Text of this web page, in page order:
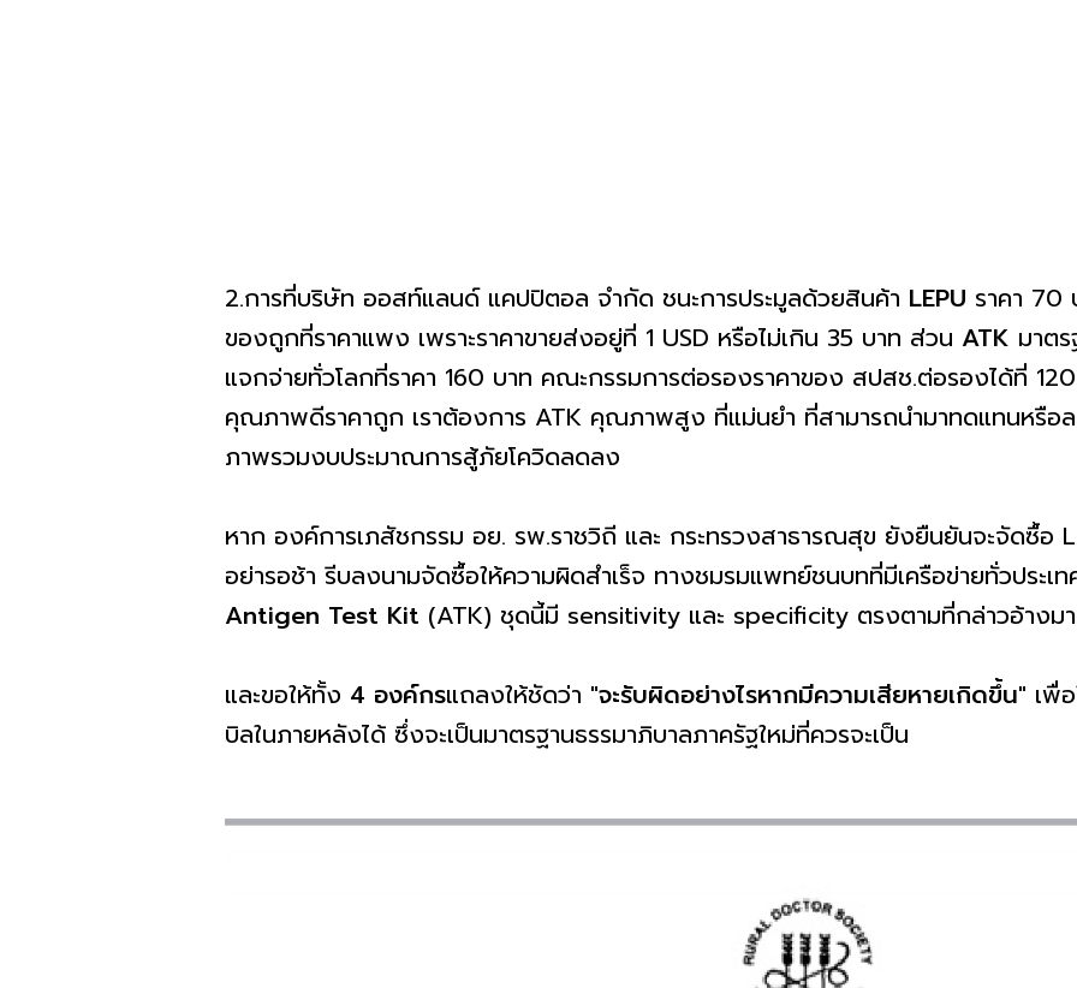
2.การที่บริษัท ออสท์แลนด์ แคปปิตอล จำกัด ชนะการประมูลด้วยสินค้า LEPU ราคา 70
ของถูกที่ราคาแพง เพราะราคาขายส่งอยู่ที่ 1 USD หรือไม่เกิน 35 บาท ส่วน ATK มาต
แจกจ่ายทั่วโลกที่ราคา 160 บาท คณะกรรมการต่อรองราคาของ สปสช.ต่อรองได้ที่
คุณภาพดีราคาถูก เราต้องการ ATK คุณภาพสูง ที่แม่นยำ ที่สามารถนำมาทดแทนหรือล
ภาพรวมงบประมาณการสู้ภัยโควิดลดลง
หาก องค์การเภสัชกรรม อย. รพ.ราชวิถี และ กระทรวงสาธารณสุข ยังยืนยันจะจัดซื้อ
อย่ารอช้า รีบลงนามจัดซื้อให้ความผิดสำเร็จ ทางชมรมแพทย์ชนบทที่มีเครือข่ายทั่วประเ
Antigen Test Kit (ATK) ชุดนี้มี sensitivity และ specificity ตรงตามที่กล่าวอ้างม
และขอให้ทั้ง 4 องค์กรแถลงให้ชัดว่า "จะรับผิดอย่างไรหากมีความเสียหายเกิดขึ้น" เพื่
บิลในภายหลังได้ ซึ่งจะเป็นมาตรฐานธรรมาภิบาลภาครัฐใหม่ที่ควรจะเป็น